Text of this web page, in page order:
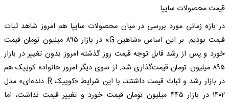
قیمت محصولات سایپا
در بازه زمانی مورد بررسی در میان محصولات سایپا هم امروز شاهد ثبات
قیمت بودیم. بر این اساس «شاهین G» در بازار ۸۹۵ میلیون تومان قیمت
خورد و پس از رشد قابل توجه قیمت روز گذشته امروز بدون تغییر در بازار
۸۹۵ میلیون تومان قیمت‌گذاری شد. از سوی دیگر امروز خانواده کوییک هم
در بازار رشد و ثبات قیمت داشتند، با این شرایط «کوییک‌ R دنده‌ای» مدل
۱۴۰۲ در بازار ۴۴۵ میلیون تومان قیمت خورد و تغییر قیمت نداشت، اما